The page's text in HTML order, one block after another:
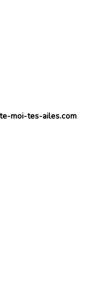
moi-tes-ailes.com